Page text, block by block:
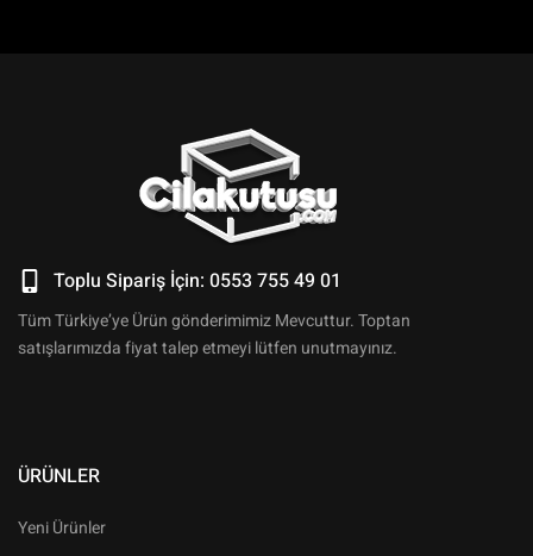
Toplu Sipariş İçin: 0553 755 49 01
Tüm Türkiye’ye Ürün gönderimimiz Mevcuttur. Toptan
satışlarımızda fiyat talep etmeyi lütfen unutmayınız.
ÜRÜNLER
Yeni Ürünler